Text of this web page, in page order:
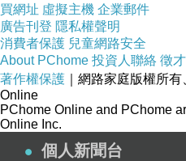
2/27(六) 祐絲演奏團
【音樂演奏】 南風樂團
【薩克斯風演奏】
買網址 虛擬主機 企業郵件
廣告刊登 隱私權聲明
消費者保護 兒童網路安全
About PChome 投資人聯絡 徵才
著作權保護 ｜網路家庭版權所
Online
PChome Online and PChome
Online Inc.
個人新聞台